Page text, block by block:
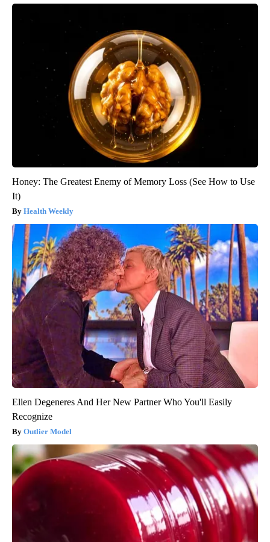
Honey: The Greatest Enemy of Memory Loss (See How to Use
It)
Health Weekly
Ellen Degeneres And Her New Partner Who You'll Easily
Recognize
Outlier Model